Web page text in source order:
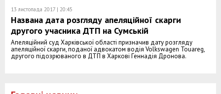
13 листопада 2017 | 20:45
Названа дата розгляду апеляційної скарги
другого учасника ДТП на Сумській
Апеляційний суд Харківської області призначив дату розгляду
апеляційної скарги, поданої адвокатом водія Volkswagen Touareg,
другого підозрюваного в ДТП в Харкові Геннадія Дронова.